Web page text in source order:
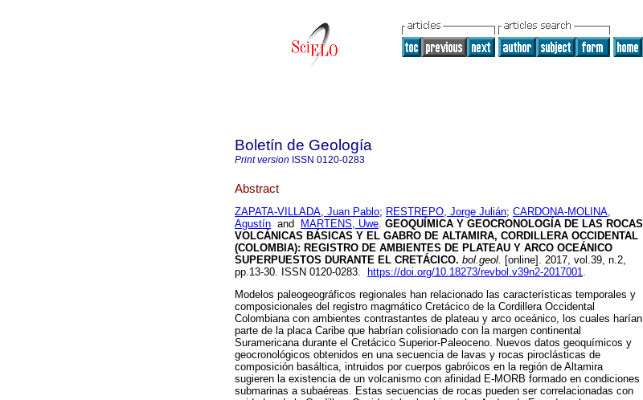
Boletín de Geología
Print version ISSN 0120-0283
Abstract
ZAPATA-VILLADA, Juan Pablo; RESTREPO, Jorge Julián; CARDONA-MOLINA,
Agustín and MARTENS, Uwe. GEOQUÍMICA Y GEOCRONOLOGÍA DE LAS ROCAS
VOLCÁNICAS BÁSICAS Y EL GABRO DE ALTAMIRA, CORDILLERA OCCIDENTAL
(COLOMBIA): REGISTRO DE AMBIENTES DE PLATEAU Y ARCO OCEÁNICO
SUPERPUESTOS DURANTE EL CRETÁCICO. bol.geol. [online]. 2017, vol.39, n.2,
pp.13-30. ISSN 0120-0283.
https://doi.org/10.18273/revbol.v39n2-2017001.
Modelos paleogeográficos regionales han relacionado las características temporales y
composicionales del registro magmático Cretácico de la Cordillera Occidental
Colombiana con ambientes contrastantes de plateau y arco oceánico, los cuales harían
parte de la placa Caribe que habrían colisionado con la margen continental
Suramericana durante el Cretácico Superior-Paleoceno. Nuevos datos geoquímicos y
geocronológicos obtenidos en una secuencia de lavas y rocas piroclásticas de
composición basáltica, intruidos por cuerpos gabróicos en la región de Altamira
sugieren la existencia de un volcanismo con afinidad E-MORB formado en condiciones
submarinas a subaéreas. Estas secuencias de rocas pueden ser correlacionadas con